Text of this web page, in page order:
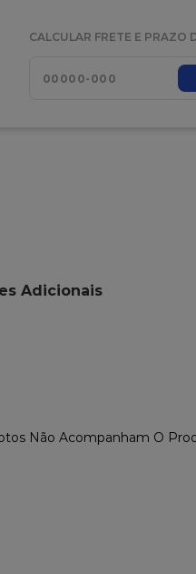
CALCULAR FRETE E PRAZO
Adicionais
Não Acompanham O